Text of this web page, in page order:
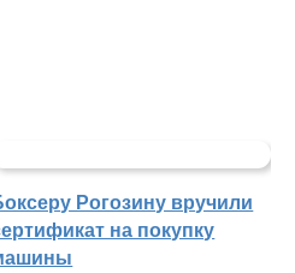
Рогозину вручили
на покупку